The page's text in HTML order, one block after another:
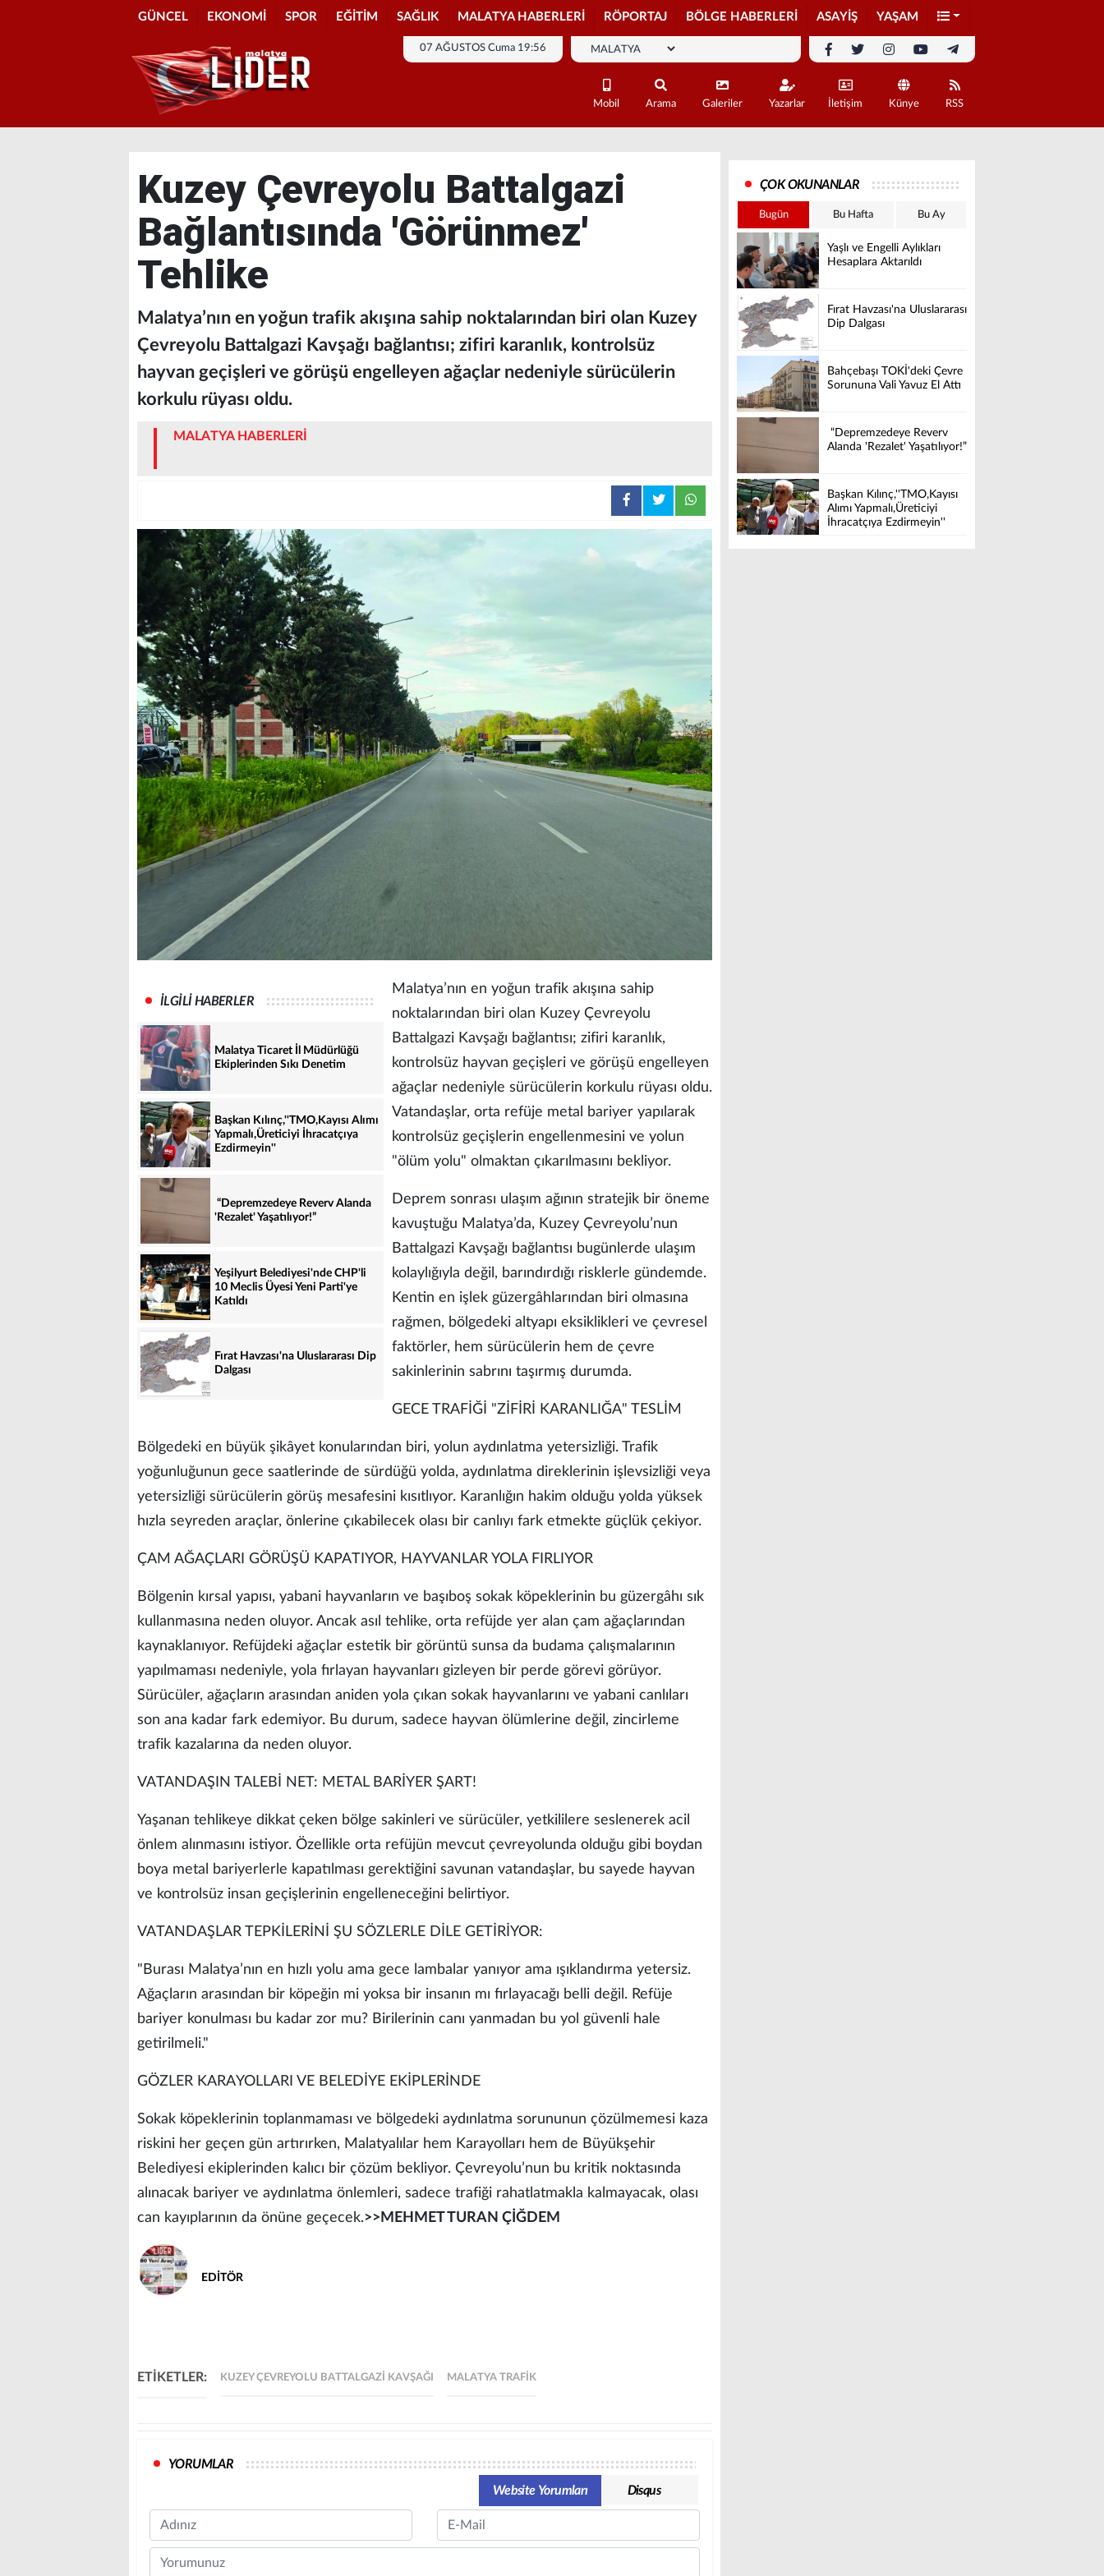
GÜNCEL EKONOMİ SPOR EĞİTİM SAĞLIK MALATYA HABERLERİ RÖPORTAJ BÖLGE HABERLERİ ASAYİŞ YAŞAM
07 AĞUSTOS Cuma 19:56
Mobil Arama Galeriler Yazarlar İletişim Künye RSS
Kuzey Çevreyolu Battalgazi
Bağlantısında 'Görünmez'
Tehlike
Malatya’nın en yoğun trafik akışına sahip noktalarından biri olan Kuzey
Çevreyolu Battalgazi Kavşağı bağlantısı; zifiri karanlık, kontrolsüz
hayvan geçişleri ve görüşü engelleyen ağaçlar nedeniyle sürücülerin
korkulu rüyası oldu.
MALATYA HABERLERİ
İLGİLİ HABERLER
Malatya Ticaret İl Müdürlüğü
Ekiplerinden Sıkı Denetim
Başkan Kılınç,''TMO,Kayısı Alımı
Yapmalı,Üreticiyi İhracatçıya
Ezdirmeyin''
“Depremzedeye Reverv Alanda
'Rezalet' Yaşatılıyor!”
Yeşilyurt Belediyesi'nde CHP'li
10 Meclis Üyesi Yeni Parti'ye
Katıldı
Fırat Havzası'na Uluslararası Dip
Dalgası
Malatya’nın en yoğun trafik akışına sahip
noktalarından biri olan Kuzey Çevreyolu
Battalgazi Kavşağı bağlantısı; zifiri karanlık,
kontrolsüz hayvan geçişleri ve görüşü engelleyen
ağaçlar nedeniyle sürücülerin korkulu rüyası oldu.
Vatandaşlar, orta refüje metal bariyer yapılarak
kontrolsüz geçişlerin engellenmesini ve yolun
"ölüm yolu" olmaktan çıkarılmasını bekliyor.
Deprem sonrası ulaşım ağının stratejik bir öneme
kavuştuğu Malatya’da, Kuzey Çevreyolu’nun
Battalgazi Kavşağı bağlantısı bugünlerde ulaşım
kolaylığıyla değil, barındırdığı risklerle gündemde.
Kentin en işlek güzergâhlarından biri olmasına
rağmen, bölgedeki altyapı eksiklikleri ve çevresel
faktörler, hem sürücülerin hem de çevre
sakinlerinin sabrını taşırmış durumda.
GECE TRAFİĞİ "ZİFİRİ KARANLIĞA" TESLİM
Bölgedeki en büyük şikâyet konularından biri, yolun aydınlatma yetersizliği. Trafik
yoğunluğunun gece saatlerinde de sürdüğü yolda, aydınlatma direklerinin işlevsizliği veya
yetersizliği sürücülerin görüş mesafesini kısıtlıyor. Karanlığın hakim olduğu yolda yüksek
hızla seyreden araçlar, önlerine çıkabilecek olası bir canlıyı fark etmekte güçlük çekiyor.
ÇAM AĞAÇLARI GÖRÜŞÜ KAPATIYOR, HAYVANLAR YOLA FIRLIYOR
Bölgenin kırsal yapısı, yabani hayvanların ve başıboş sokak köpeklerinin bu güzergâhı sık
kullanmasına neden oluyor. Ancak asıl tehlike, orta refüjde yer alan çam ağaçlarından
kaynaklanıyor. Refüjdeki ağaçlar estetik bir görüntü sunsa da budama çalışmalarının
yapılmaması nedeniyle, yola fırlayan hayvanları gizleyen bir perde görevi görüyor.
Sürücüler, ağaçların arasından aniden yola çıkan sokak hayvanlarını ve yabani canlıları
son ana kadar fark edemiyor. Bu durum, sadece hayvan ölümlerine değil, zincirleme
trafik kazalarına da neden oluyor.
VATANDAŞIN TALEBİ NET: METAL BARİYER ŞART!
Yaşanan tehlikeye dikkat çeken bölge sakinleri ve sürücüler, yetkililere seslenerek acil
önlem alınmasını istiyor. Özellikle orta refüjün mevcut çevreyolunda olduğu gibi boydan
boya metal bariyerlerle kapatılması gerektiğini savunan vatandaşlar, bu sayede hayvan
ve kontrolsüz insan geçişlerinin engelleneceğini belirtiyor.
VATANDAŞLAR TEPKİLERİNİ ŞU SÖZLERLE DİLE GETİRİYOR:
"Burası Malatya’nın en hızlı yolu ama gece lambalar yanıyor ama ışıklandırma yetersiz.
Ağaçların arasından bir köpeğin mi yoksa bir insanın mı fırlayacağı belli değil. Refüje
bariyer konulması bu kadar zor mu? Birilerinin canı yanmadan bu yol güvenli hale
getirilmeli."
GÖZLER KARAYOLLARI VE BELEDİYE EKİPLERİNDE
Sokak köpeklerinin toplanmaması ve bölgedeki aydınlatma sorununun çözülmemesi kaza
riskini her geçen gün artırırken, Malatyalılar hem Karayolları hem de Büyükşehir
Belediyesi ekiplerinden kalıcı bir çözüm bekliyor. Çevreyolu’nun bu kritik noktasında
alınacak bariyer ve aydınlatma önlemleri, sadece trafiği rahatlatmakla kalmayacak, olası
can kayıplarının da önüne geçecek.>>MEHMET TURAN ÇİĞDEM
EDİTÖR
ETİKETLER: KUZEY ÇEVREYOLU BATTALGAZI KAVŞAĞI MALATYA TRAFIK
YORUMLAR
Website Yorumları
Disqus
Name Email
Comment
ÇOK OKUNANLAR
Bugün Bu Hafta Bu Ay
Yaşlı ve Engelli Aylıkları
Hesaplara Aktarıldı
Fırat Havzası'na Uluslararası
Dip Dalgası
Bahçebaşı TOKİ'deki Çevre
Sorununa Vali Yavuz El Attı
“Depremzedeye Reverv
Alanda 'Rezalet' Yaşatılıyor!”
Başkan Kılınç,''TMO,Kayısı
Alımı Yapmalı,Üreticiyi
İhracatçıya Ezdirmeyin''